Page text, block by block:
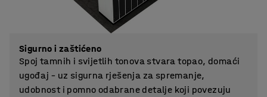
Sigurno i zaštićeno
Spoj tamnih i svijetlih tonova stvara topao, domaći
ugođaj – uz sigurna rješenja za spremanje,
udobnost i pomno odabrane detalje koji povezuju